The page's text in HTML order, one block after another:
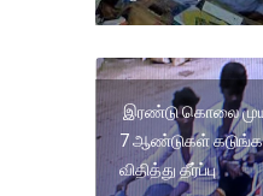
இரண்டு கொலை
7 ஆண்டுகள்
விதித்து தீர்ப்பு